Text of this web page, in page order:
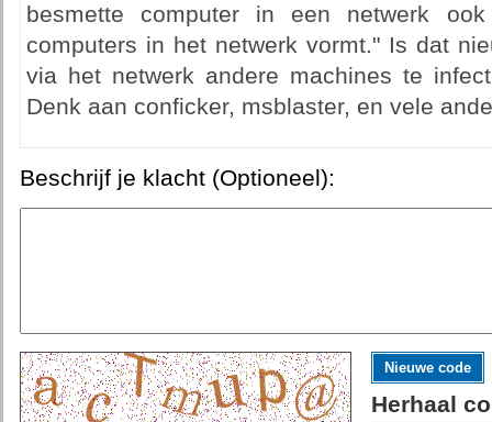
besmette computer in een netwerk
computers in het netwerk vormt." Is dat
via het netwerk andere machines te
Denk aan conficker, msblaster, en vele
Beschrijf je klacht (Optioneel):
Nieuwe code
Herhaal